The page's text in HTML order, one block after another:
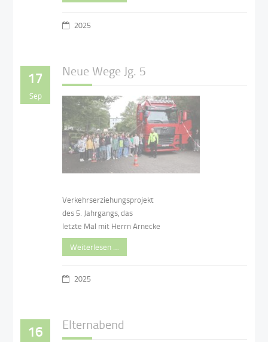
2025
17
Sep
Neue Wege Jg. 5
Verkehrserziehungsprojekt
des 5. Jahrgangs, das
letzte Mal mit Herrn Arnecke
Weiterlesen …
2025
16 Elternabend